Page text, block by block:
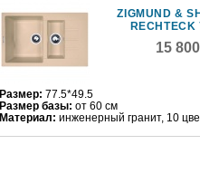
ZIGMUND &
RECHTECK
15
Размер: 77.5*49.5
Размер базы: от 60 см
Материал: инженерный гранит, 10